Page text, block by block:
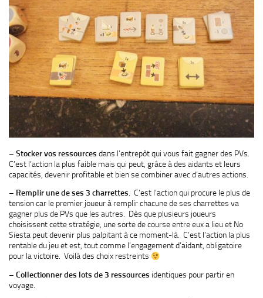
– Stocker vos ressources dans l’entrepôt qui vous fait gagner des PVs.
C’est l’action la plus faible mais qui peut, grâce à des aidants et leurs
capacités, devenir profitable et bien se combiner avec d’autres actions.
– Remplir une de ses 3 charrettes . C’est l’action qui procure le plus de
tension car le premier joueur à remplir chacune de ses charrettes va
gagner plus de PVs que les autres. Dès que plusieurs joueurs
choisissent cette stratégie, une sorte de course entre eux a lieu et No
Siesta peut devenir plus palpitant à ce moment-là. C’est l’action la plus
rentable du jeu et est, tout comme l’engagement d’aidant, obligatoire
pour la victoire. Voilà des choix restreints
– Collectionner des lots de 3 ressources identiques pour partir en
voyage.